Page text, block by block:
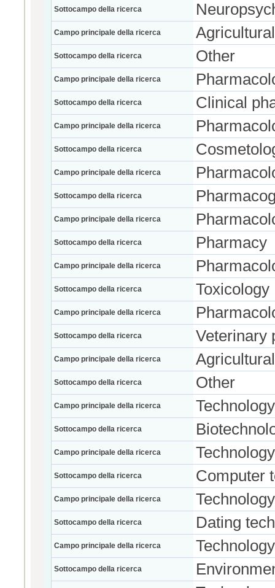
Sottocampo della ricerca
Campo principale della ricerca
Sottocampo della ricerca Other
Campo principale della ricerca
Sottocampo della ricerca Clinical
Campo principale della ricerca
Sottocampo della ricerca
Campo principale della ricerca
Sottocampo della ricerca
Campo principale della ricerca
Sottocampo della ricerca Pharmacy
Campo principale della ricerca
Sottocampo della ricerca Toxicology
Campo principale della ricerca
Sottocampo della ricerca Veterinary
Campo principale della ricerca
Sottocampo della ricerca Other
Campo principale della ricerca Technology
Sottocampo della ricerca
Campo principale della ricerca Technology
Sottocampo della ricerca Computer
Campo principale della ricerca Technology
Sottocampo della ricerca Dating
Campo principale della ricerca Technology
Sottocampo della ricerca